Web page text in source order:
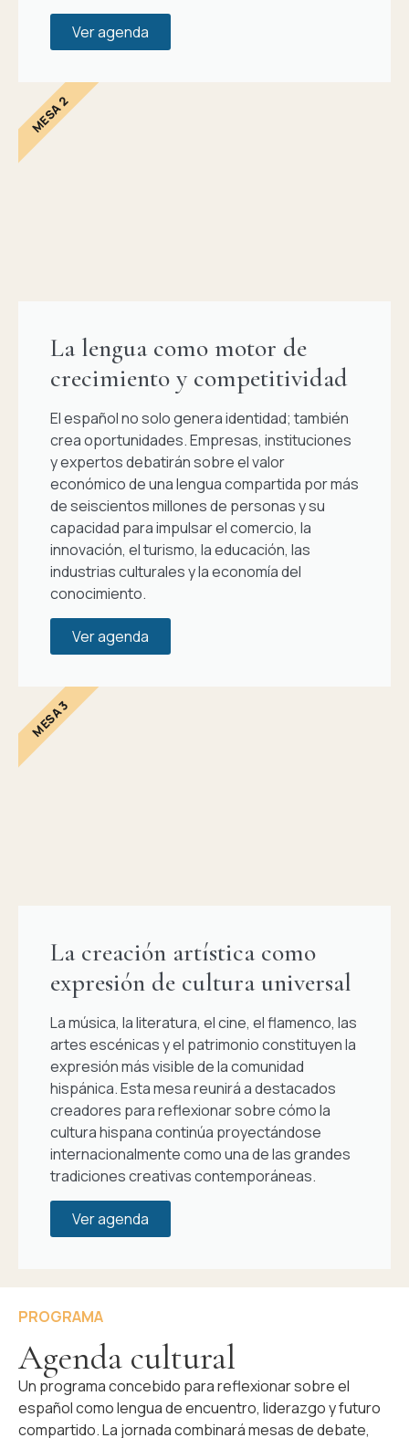
Ver agenda
La lengua como motor de
crecimiento y competitividad
El español no solo genera identidad; también
crea oportunidades. Empresas, instituciones
y expertos debatirán sobre el valor
económico de una lengua compartida por más
de seiscientos millones de personas y su
capacidad para impulsar el comercio, la
innovación, el turismo, la educación, las
industrias culturales y la economía del
conocimiento.
Ver agenda
MESA 2
La creación artística como
expresión de cultura universal
La música, la literatura, el cine, el flamenco, las
artes escénicas y el patrimonio constituyen la
expresión más visible de la comunidad
hispánica. Esta mesa reunirá a destacados
creadores para reflexionar sobre cómo la
cultura hispana continúa proyectándose
internacionalmente como una de las grandes
tradiciones creativas contemporáneas.
Ver agenda
MESA 3
PROGRAMA
Agenda cultural
Un programa concebido para reflexionar sobre el
español como lengua de encuentro, liderazgo y futuro
compartido. La jornada combinará mesas de debate,